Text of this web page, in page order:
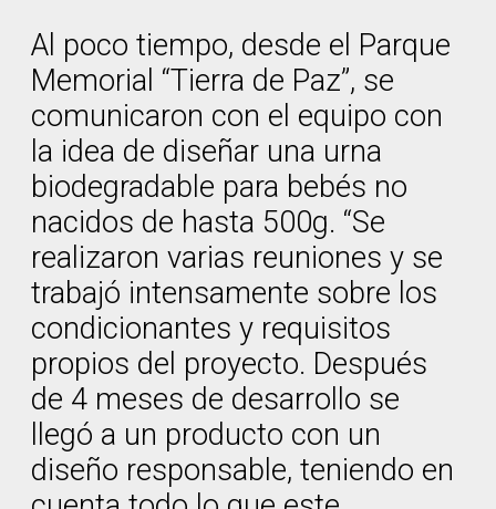
Al poco tiempo, desde el Parque
Memorial “Tierra de Paz”, se
comunicaron con el equipo con
la idea de diseñar una urna
biodegradable para bebés no
nacidos de hasta 500g. “Se
realizaron varias reuniones y se
trabajó intensamente sobre los
condicionantes y requisitos
propios del proyecto. Después
de 4 meses de desarrollo se
llegó a un producto con un
diseño responsable, teniendo en